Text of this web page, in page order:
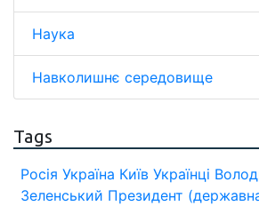
Наука
Навколишнє середовище
Tags
Росія Україна Київ Українці
Зеленський Президент